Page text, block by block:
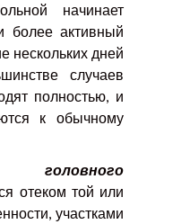
начинает
более активный
нескольких дней
случаев
полностью, и
к обычному
отеком той или
участками